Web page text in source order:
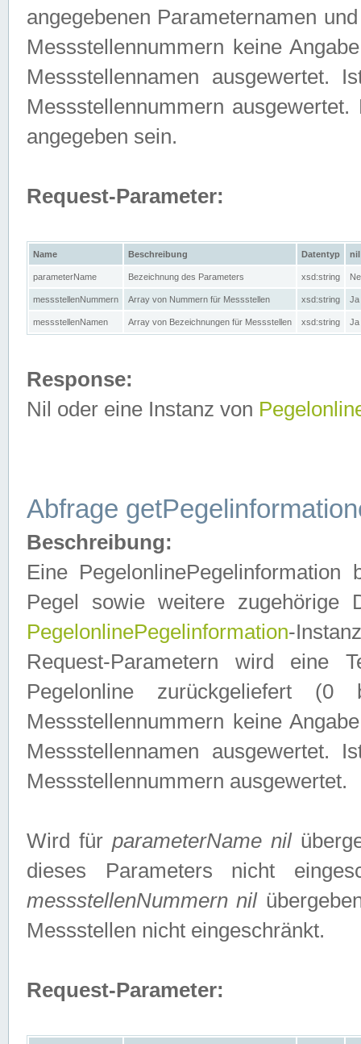
angegebenen Parameternamen
Messstellennummern keine
Messstellennamen ausgewertet.
Messstellennummern
angegeben sein.
Request-Parameter:
Name Beschreibung Datentyp nil
parameterName Bezeichnung des Parameters xsd:string
messstellenNummern Array von Nummern für Messstellen xsd:string Ja
messstellenNamen Array von Bezeichnungen für Messstellen xsd:string Ja
Response:
Nil oder eine Instanz von
Abfrage
Beschreibung:
Eine
Pegel sowie weitere zugehörige
PegelonlinePegelinformation-
Request-Parametern wird eine
Pegelonline zurückgeliefert
Messstellennummern keine
Messstellennamen ausgewertet.
Messstellennummern ausgewertet.
Wird fürparameterName nil
dieses Parameters nicht
messstellenNummern nil
Messstellen nicht eingeschränkt.
Request-Parameter: